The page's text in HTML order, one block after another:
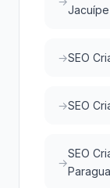
Jacuípe
SEO
SEO
SEO